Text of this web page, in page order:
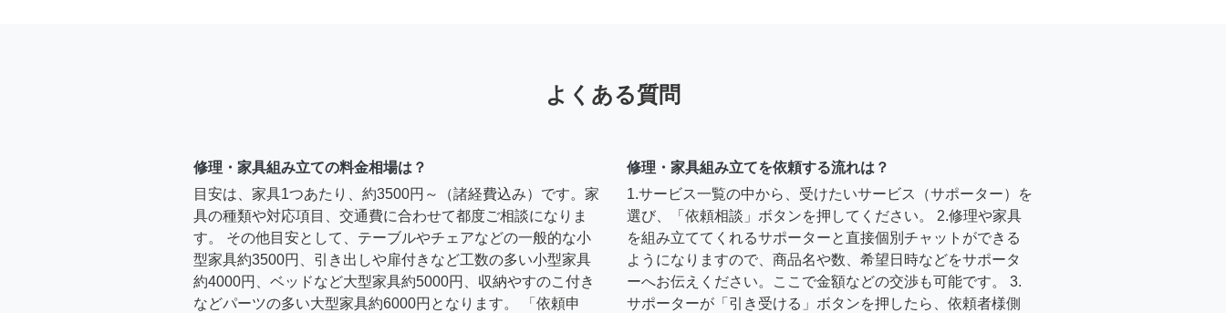
よくある質問
修理・家具組み立ての料金相場は？
目安は、家具1つあたり、約3500円～（諸経費込み）です。家
具の種類や対応項目、交通費に合わせて都度ご相談になりま
す。 その他目安として、テーブルやチェアなどの一般的な小
型家具約3500円、引き出しや扉付きなど工数の多い小型家具
約4000円、ベッドなど大型家具約5000円、収納やすのこ付き
などパーツの多い大型家具約6000円となります。 「依頼申
修理・家具組み立てを依頼する流れは？
1.サービス一覧の中から、受けたいサービス（サポーター）を
選び、「依頼相談」ボタンを押してください。 2.修理や家具
を組み立ててくれるサポーターと直接個別チャットができる
ようになりますので、商品名や数、希望日時などをサポータ
ーへお伝えください。ここで金額などの交渉も可能です。 3.
サポーターが「引き受ける」ボタンを押したら、依頼者様側